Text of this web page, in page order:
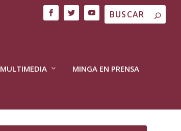
MULTIMEDIA MINGA EN PRENSA